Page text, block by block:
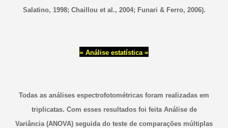
Salatino, 1998; Chaillou et al., 2004; Funari & Ferro, 2006).
= Análise estatística =
Todas as análises espectrofotométricas foram realizadas em
triplicatas. Com esses resultados foi feita Análise de
Variância (ANOVA) seguida do teste de comparações múltiplas